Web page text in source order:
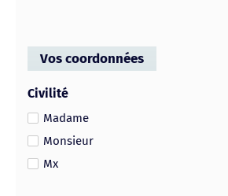
Vos coordonnées
Civilité
Madame
Monsieur
Mx